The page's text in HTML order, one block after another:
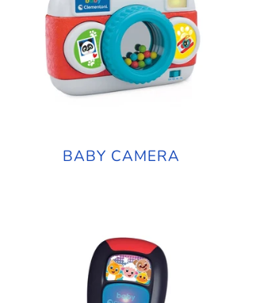
BABY CAMERA